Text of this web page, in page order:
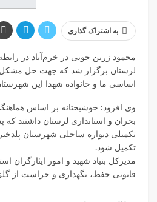
به اشتراک گذاری
محمود زرین جویی در خرم‌آباد در
لرستان برگزار شد که جهت حل مشکل
اساسی ما و خانواده شهدا این
وی افزود: خوشبختانه بر اساس
بحران و استانداری لرستان داشتند
تکمیل شود.
مدیرکل بنیاد شهید و امور
قانونی حفظ، نگهداری و حراست از